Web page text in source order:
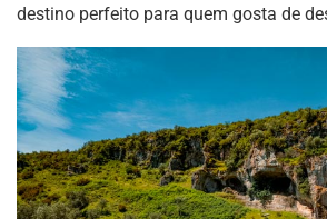
destino perfeito para quem gosta de